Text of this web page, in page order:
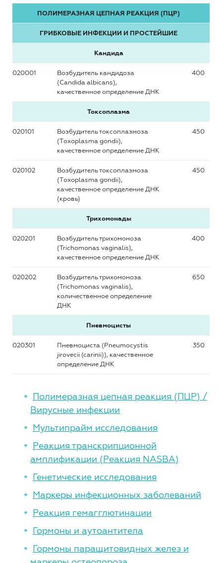
ПОЛИМЕРАЗНАЯ ЦЕПНАЯ РЕАКЦИЯ (ПЦР)
ГРИБКОВЫЕ ИНФЕКЦИИ И ПРОСТЕЙШИЕ
Кандида
020001
Возбудитель кандидоза
(Candida albicans),
качественное определение ДНК
400
Токсоплазма
020101
Возбудитель токсоплазмоза
(Тoxoplasma gondii),
качественное определение ДНК
450
020102
Возбудитель токсоплазмоза
(Тoxoplasma gondii),
качественное определение ДНК
(кровь)
450
Трихомонады
020201
Возбудитель трихомоноза
(Trichomonas vaginalis),
качественное определение ДНК
400
020202
Возбудитель трихомоноза
(Trichomonas vaginalis),
количественное определение
ДНК
650
Пневмоцисты
020301
Пневмоциста (Pneumocystis
jirovecii (carinii)), качественное
определение ДНК
350
Полимеразная цепная реакция (ПЦР) /
Вирусные инфекции
Мультипрайм исследования
Реакция транскрипционной
амплификации (Реакция NASBA)
Генетические исследования
Маркеры инфекционных заболеваний
Реакция гемагглютинации
Гормоны и аутоантитела
Гормоны паращитовидных желез и